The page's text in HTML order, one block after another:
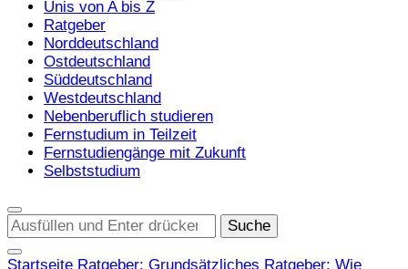
Unis von A bis Z
Ratgeber
Norddeutschland
Ostdeutschland
Süddeutschland
Westdeutschland
Nebenberuflich studieren
Fernstudium in Teilzeit
Fernstudiengänge mit Zukunft
Selbststudium
Suchst
du
nach
Startseite Ratgeber: Grundsätzliches Ratgeber: Wie